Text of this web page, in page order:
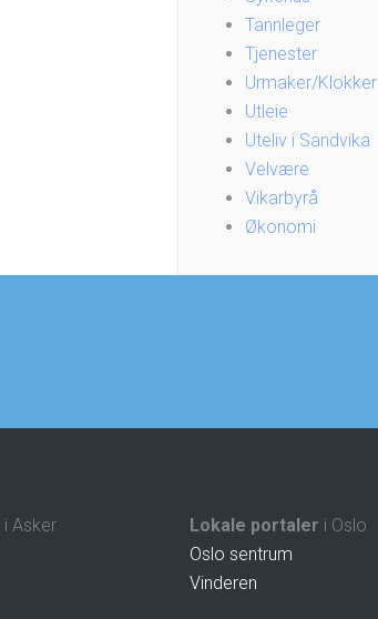
Tannleger
Tjenester
Urmaker/Klokker
Utleie
Uteliv i Sandvika
Velvære
Vikarbyrå
Økonomi
i Asker
Lokale portaler i Oslo
Oslo sentrum
Vinderen